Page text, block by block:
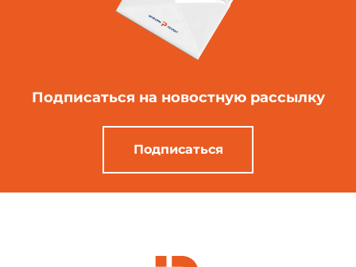
Подписаться на новостную рассылку
Подписаться